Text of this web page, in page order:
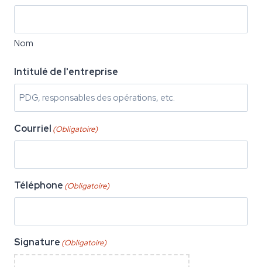
Nom
Intitulé de l'entreprise
Courriel (Obligatoire)
Téléphone (Obligatoire)
Signature (Obligatoire)